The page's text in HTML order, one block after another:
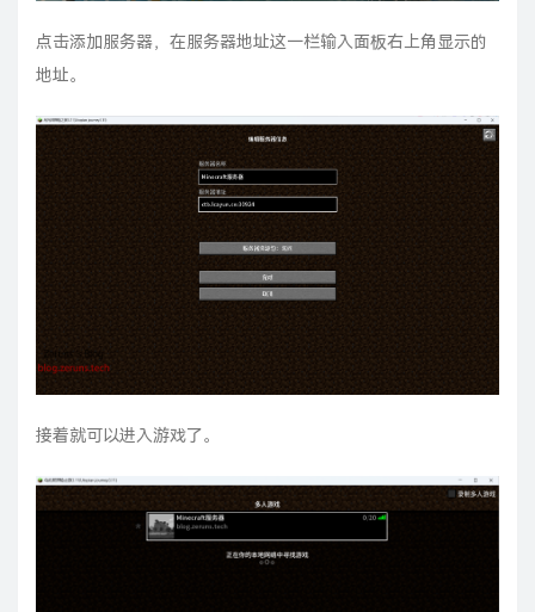
点击添加服务器，在服务器地址这一栏输入面板右上角显示的
地址。
接着就可以进入游戏了。